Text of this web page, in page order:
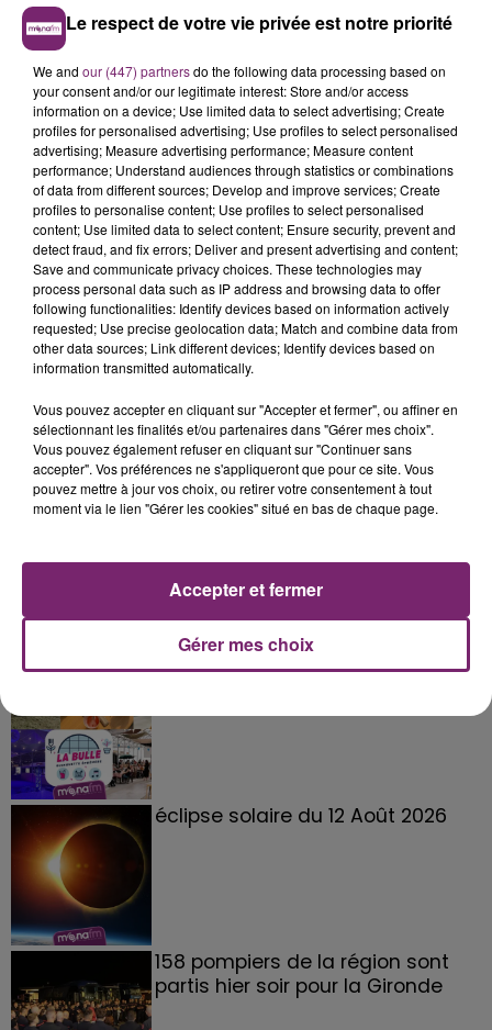
La Bulle - Guinguette éphémère
éclipse solaire du 12 Août 2026
158 pompiers de la région sont
partis hier soir pour la Gironde
Le respect de votre vie privée est notre priorité
We and our (447) partnersdo the following data processing based on
your consent and/or our legitimate interest: Store and/or access
information on a device; Use limited data to select advertising; Create
profiles for personalised advertising; Use profiles to select personalised
advertising; Measure advertising performance; Measure content
performance; Understand audiences through statistics or combinations
of data from different sources; Develop and improve services; Create
profiles to personalise content; Use profiles to select personalised
content; Use limited data to select content; Ensure security, prevent and
detect fraud, and fix errors; Deliver and present advertising and content;
Save and communicate privacy choices. These technologies may
process personal data such as IP address and browsing data to offer
following functionalities: Identify devices based on information actively
requested; Use precise geolocation data; Match and combine data from
other data sources; Link different devices; Identify devices based on
information transmitted automatically.
Vous pouvez accepter en cliquant sur "Accepter et fermer", ou affiner en
sélectionnant les finalités et/ou partenaires dans "Gérer mes choix".
Vous pouvez également refuser en cliquant sur "Continuer sans
accepter". Vos préférences ne s'appliqueront que pour ce site. Vous
pouvez mettre à jour vos choix, ou retirer votre consentement à tout
moment via le lien "Gérer les cookies" situé en bas de chaque page.
Gérer mes choix
Accepter et fermer